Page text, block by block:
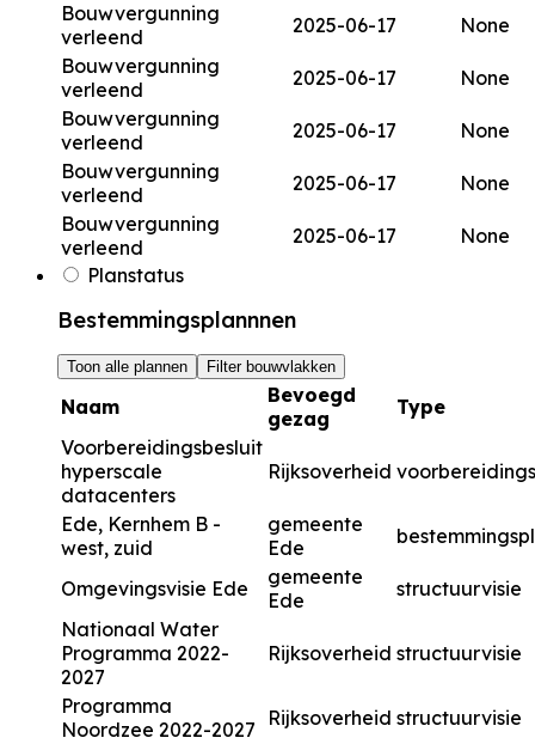
Bouwvergunning
verleend
2025-06-17
None
Bouwvergunning
verleend
2025-06-17
None
Bouwvergunning
verleend
2025-06-17
None
Bouwvergunning
verleend
2025-06-17
None
Bouwvergunning
verleend
2025-06-17
None
Planstatus
Bestemmingsplannnen
Toon alle plannen Filter bouwvlakken
Naam
Bevoegd
gezag
Type
Voorbereidingsbesluit
hyperscale
datacenters
Rijksoverheid
Ede, Kernhem B -
west, zuid
gemeente
Ede
Omgevingsvisie Ede
gemeente
Ede
structuurvisie
Nationaal Water
Programma 2022-
2027
Rijksoverheid structuurvisie
Programma
Noordzee 2022-2027
Rijksoverheid structuurvisie